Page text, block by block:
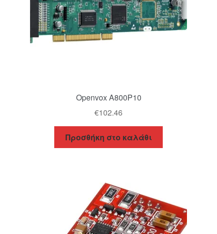
Openvox A800P10
€102.46
Προσθήκη στο καλάθι